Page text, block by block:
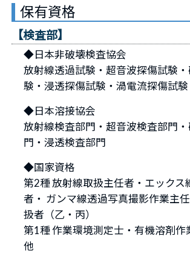
保有資格
【検査部】
◆日本非破壊検査協会
放射線透過試験・超音波探傷試験
験・浸透探傷試験・渦電流探傷試験
◆日本溶接協会
放射線検査部門・超音波検査部門
門・浸透検査部門
◆国家資格
第2種 放射線取扱主任者・エックス
者・ ガンマ線透過写真撮影作業主
扱者（乙・丙）
第1種 作業環境測定士・有機溶剤作
他